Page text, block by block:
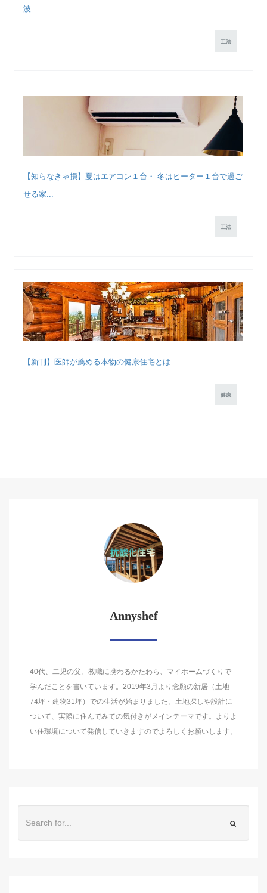
波...
工法
【知らなきゃ損】夏はエアコン１台・ 冬はヒーター１台で過ご
せる家...
工法
【新刊】医師が薦める本物の健康住宅とは...
健康
Annyshef
40代、二児の父。教職に携わるかたわら、マイホームづくりで
学んだことを書いています。2019年3月より念願の新居（土地
74坪・建物31坪）での生活が始まりました。土地探しや設計に
ついて、実際に住んでみての気付きがメインテーマです。よりよ
い住環境について発信していきますのでよろしくお願いします。